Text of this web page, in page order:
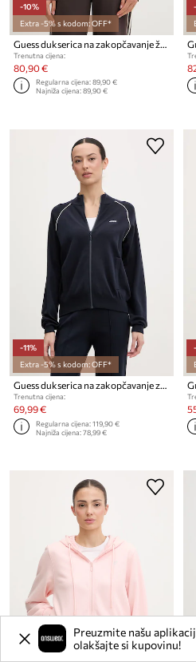
-10%
Extra -5% s kodom: OFF*
Trenutna cijena:
80,90 €
Regularna cijena:89,90 €
Najniža cijena:89,90 €
-11%
Extra -5% s kodom: OFF*
Guess dukserica na zakopčavanje za žene s viskozom LAURENE
Trenutna cijena:
69,99 €
Regularna cijena:119,90 €
Najniža cijena:78,99 €
Preuzmite našu
olakšajte si kupovinu!